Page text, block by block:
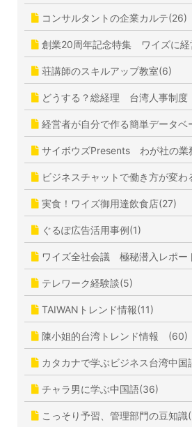
コンサルタントの企業カルテ(26)
創業20周年記念特集 ワイズに経
荘講師のスキルアップ教室(6)
どうする？総経理 台湾人事制
経営者が自分で作る簡単データベ
サイボウズPresents わが社の業
ビジネスチャットで働き方が変
実食！ワイズ御用達飲食店(27)
ぐるぽ広告活用事例(1)
ワイズ全社会議 極秘潜入レポー
テレワーク経験談(5)
TAIWANトレンド情報(11)
陳小姐的台湾トレンド情報 (60)
カタカナで学ぶビジネス台湾中国
チャラ男に学ぶ中国語(36)
こっそり予習、管理部門の豆知識